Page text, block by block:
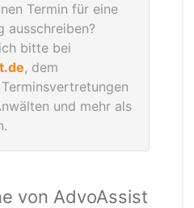
Termin für eine
ausschreiben?
bitte bei
, dem
und mehr als
von AdvoAssist